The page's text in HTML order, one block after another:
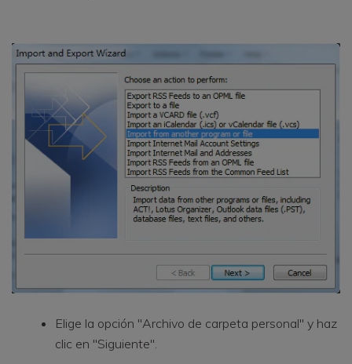
Elige la opción "Archivo de carpeta personal" y haz
clic en "Siguiente".